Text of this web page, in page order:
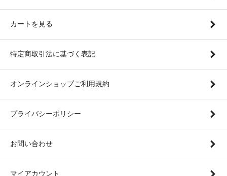
カートを見る
特定商取引法に基づく表記
オンラインショップご利用規約
プライバシーポリシー
お問い合わせ
マイアカウント